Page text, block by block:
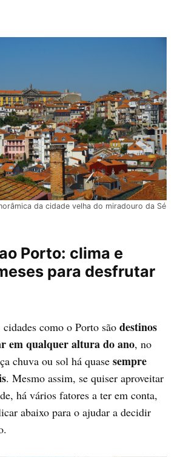
da cidade velha do miradouro da Sé
Porto: clima e
para desfrutar
cidades como o Porto sãodestinos
em qualquer altura do ano, no
chuva ou sol há quasesempre
. Mesmo assim, se quiser aproveitar
há vários fatores a ter em conta,
abaixo para o ajudar a decidir